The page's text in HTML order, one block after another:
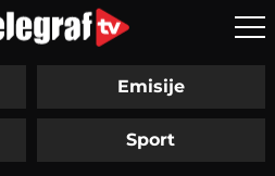
Emisije
Sport